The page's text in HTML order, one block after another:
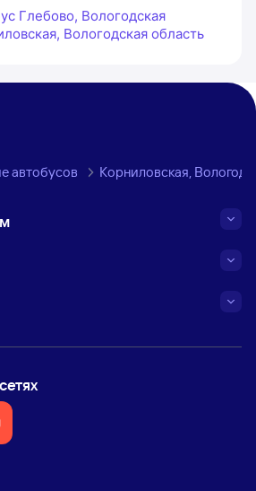
Глебово, Вологодская
Вологодская область
автобусов Корниловская,